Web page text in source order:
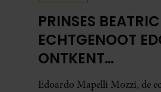
PRINSES
ECHTGENOOT
ONTKENT
Edoardo Mapelli Mozzi, de